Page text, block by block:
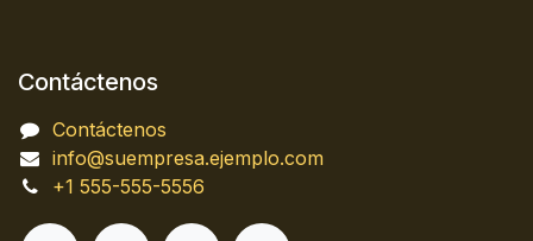
Contáctenos
Contáctenos
info@suempresa.ejemplo.com
+1 555-555-5556